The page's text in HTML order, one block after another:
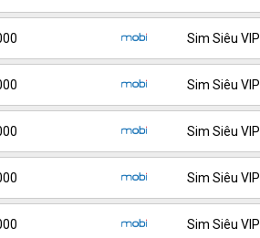
Sim Siêu VIP
Sim Siêu VIP
Sim Siêu VIP
Sim Siêu VIP
Sim Siêu VIP